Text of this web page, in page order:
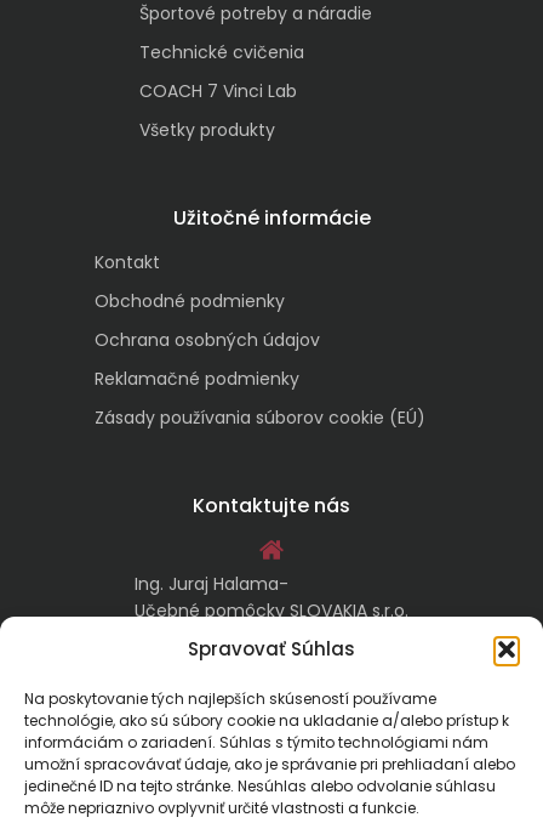
Spravovať Súhlas
Na poskytovanie tých najlepších skúseností používame
technológie, ako sú súbory cookie na ukladanie a/alebo prístup k
informáciám o zariadení. Súhlas s týmito technológiami nám
umožní spracovávať údaje, ako je správanie pri prehliadaní alebo
jedinečné ID na tejto stránke. Nesúhlas alebo odvolanie súhlasu
môže nepriaznivo ovplyvniť určité vlastnosti a funkcie.
Športové potreby a náradie
Technické cvičenia
COACH 7 Vinci Lab
Všetky produkty
Užitočné informácie
Kontakt
Obchodné podmienky
Ochrana osobných údajov
Reklamačné podmienky
Zásady používania súborov cookie (EÚ)
Kontaktujte nás
Ing. Juraj Halama-
Učebné pomôcky SLOVAKIA s.r.o.
Malachovská 17/A
974 05 Banská Bystrica
kontakt@ucebnepomockyslovakia.sk
0917 797 357, 048/410 18 88